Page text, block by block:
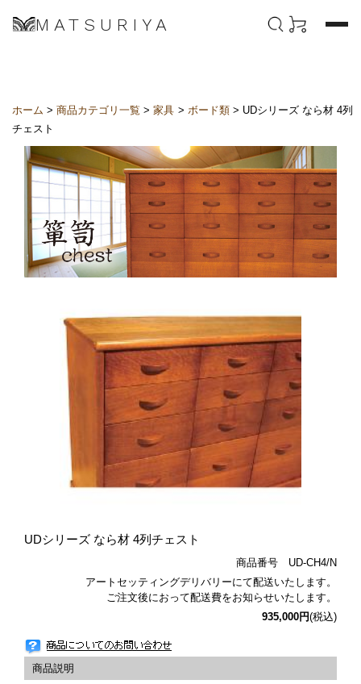
MATSURIYA
ホーム >商品カテゴリ一覧 >家具 > ボード類> UDシリーズ なら材 4列
チェスト
UDシリーズ なら材 4列チェスト
商品番号 UD-CH4/N
アートセッティングデリバリーにて配送いたします。
ご注文後におって配送費をお知らせいたします。
935,000円(税込)